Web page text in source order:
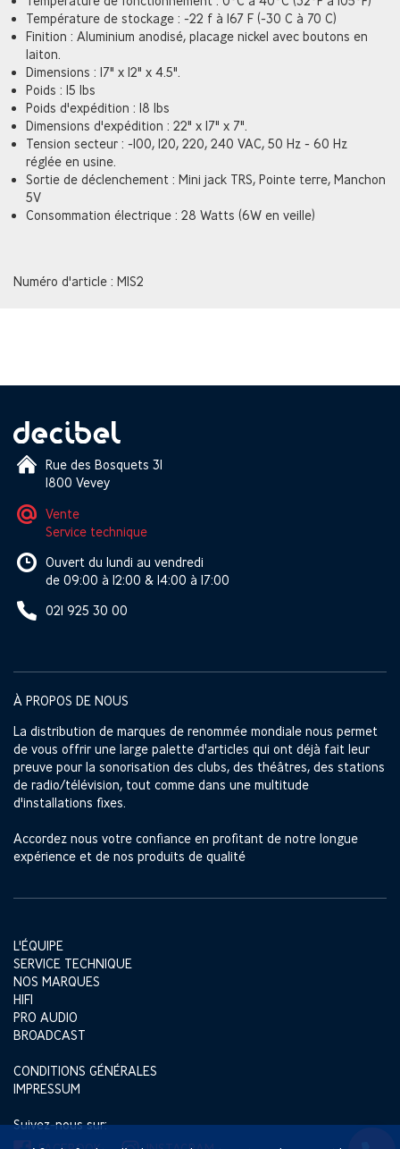
Température de stockage : -22 f à 167 F (-30 C à 70 C)
Finition : Aluminium anodisé, placage nickel avec boutons en
laiton.
Dimensions : 17" x 12" x 4.5".
Poids : 15 lbs
Poids d'expédition : 18 lbs
Dimensions d'expédition : 22" x 17" x 7".
Tension secteur : -100, 120, 220, 240 VAC, 50 Hz - 60 Hz
réglée en usine.
Sortie de déclenchement : Mini jack TRS, Pointe terre, Manchon
5V
Consommation électrique : 28 Watts (6W en veille)
Numéro d'article : M1S2
Rue des Bosquets 31
1800 Vevey
Vente
Service technique
Ouvert du lundi au vendredi
de 09:00 à 12:00 & 14:00 à 17:00
021 925 30 00
À PROPOS DE NOUS
La distribution de marques de renommée mondiale nous permet
de vous offrir une large palette d'articles qui ont déjà fait leur
preuve pour la sonorisation des clubs, des théâtres, des stations
de radio/télévision, tout comme dans une multitude
d'installations fixes.
Accordez nous votre confiance en profitant de notre longue
expérience et de nos produits de qualité
L'ÉQUIPE
SERVICE TECHNIQUE
NOS MARQUES
HIFI
PRO AUDIO
BROADCAST
CONDITIONS GÉNÉRALES
IMPRESSUM
Suivez-nous sur: